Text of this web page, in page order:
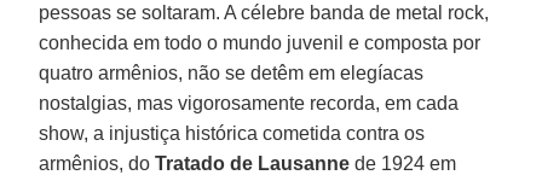
pessoas se soltaram. A célebre banda de metal rock,
conhecida em todo o mundo juvenil e composta por
quatro armênios, não se detêm em elegíacas
nostalgias, mas vigorosamente recorda, em cada
show, a injustiça histórica cometida contra os
armênios, doTratado de Lausanne de 1924 em